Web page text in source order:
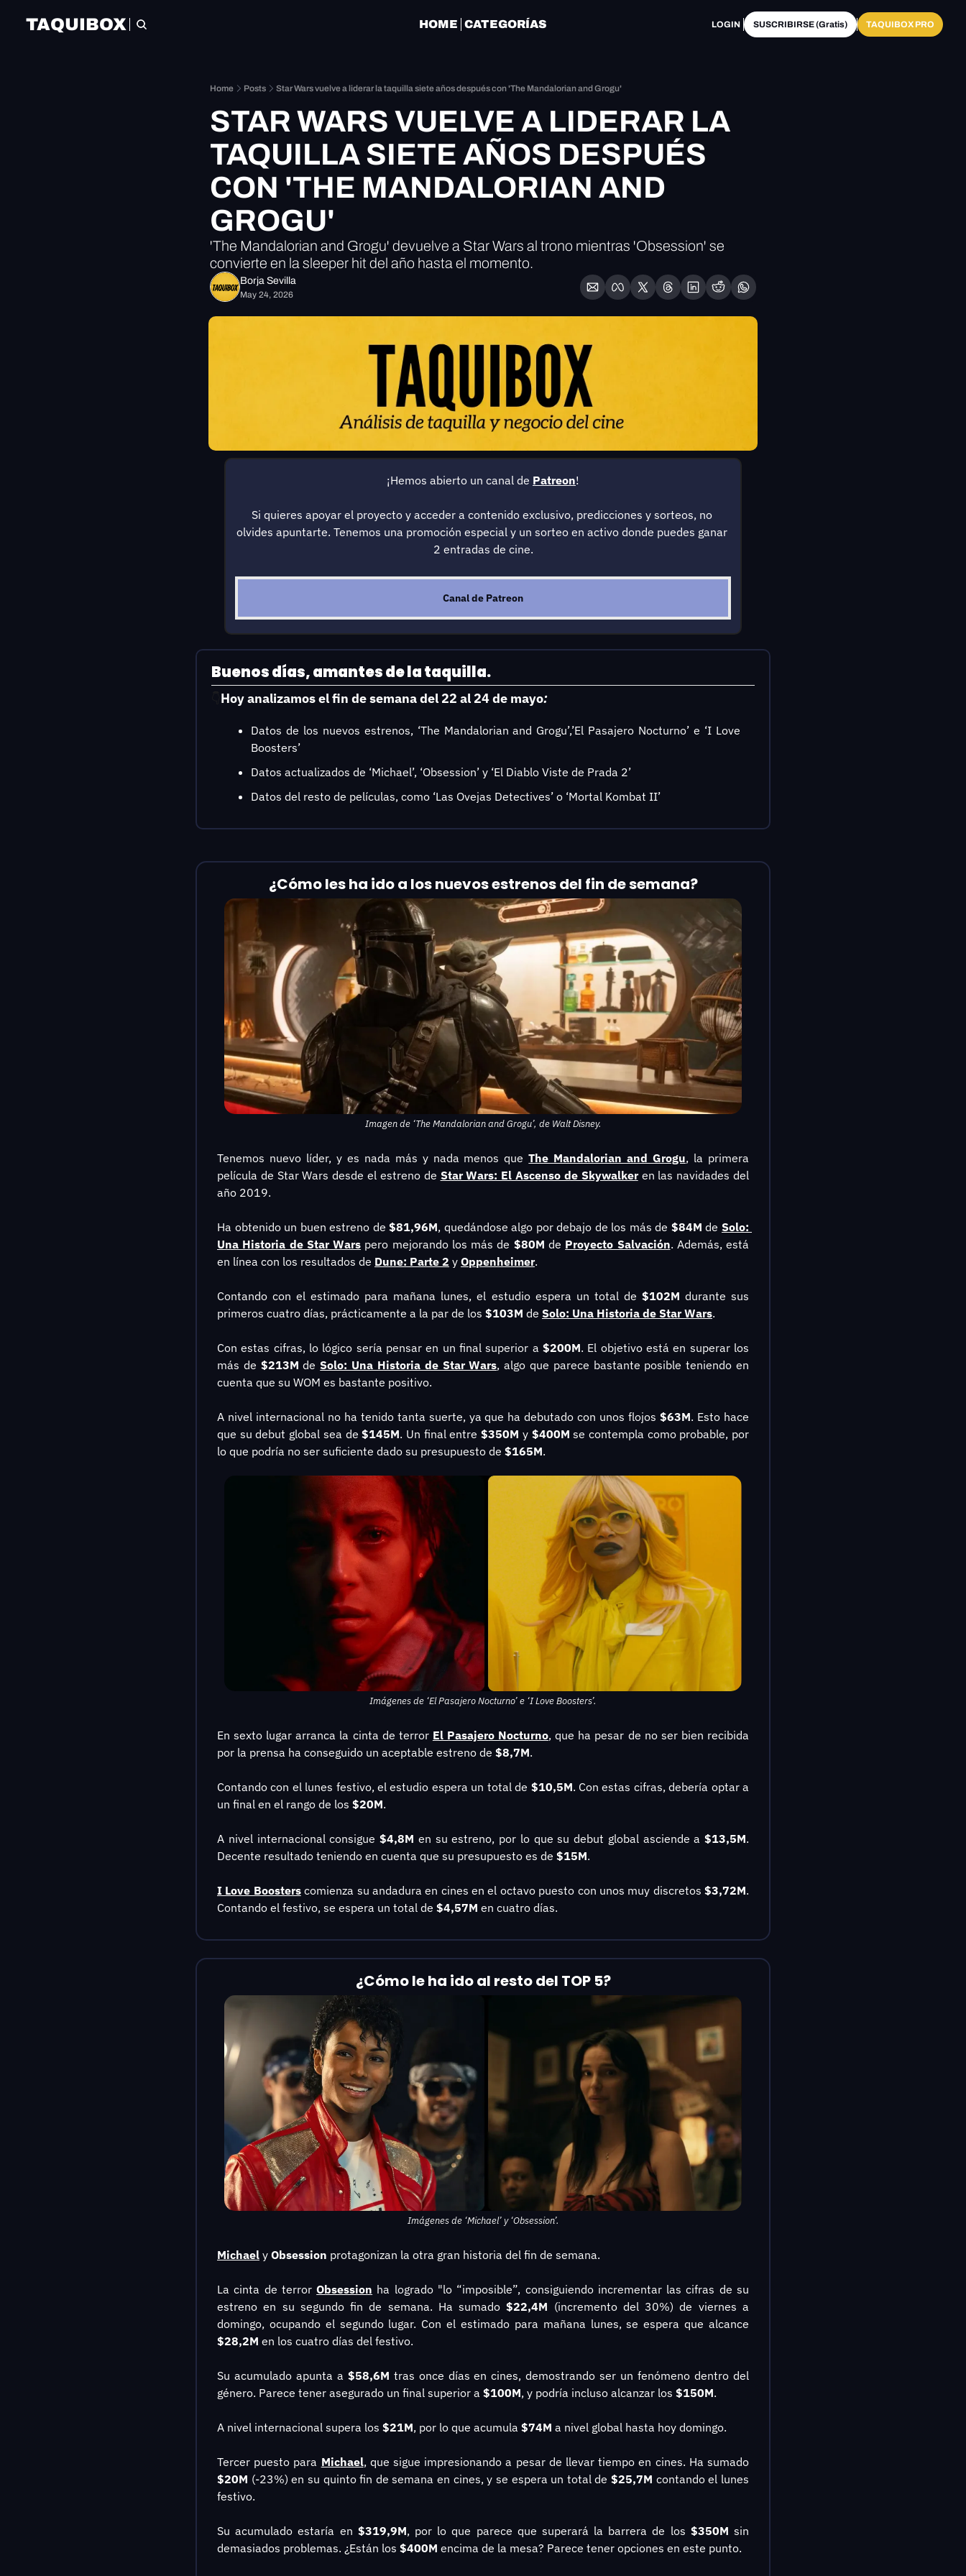
TAQUIBOX HOME CATEGORÍAS LOGIN SUSCRIBIRSE (Gratis) TAQUIBOX PRO
Home Posts Star Wars vuelve a liderar la taquilla siete años después con 'The Mandalorian and Grogu'
STAR WARS VUELVE A LIDERAR LA
TAQUILLA SIETE AÑOS DESPUÉS
CON 'THE MANDALORIAN AND
GROGU'
'The Mandalorian and Grogu' devuelve a Star Wars al trono mientras 'Obsession' se
convierte en la sleeper hit del año hasta el momento.
Borja Sevilla
May 24, 2026
¡Hemos abierto un canal de Patreon!
Si quieres apoyar el proyecto y acceder a contenido exclusivo, predicciones y sorteos, no
olvides apuntarte. Tenemos una promoción especial y un sorteo en activo donde puedes ganar
2 entradas de cine.
Canal de Patreon
Buenos días, amantes de la taquilla.
Hoy analizamos elfin de semana del 22 al 24 de mayo:
Datos de los nuevos estrenos, ‘The Mandalorian and Grogu’,’El Pasajero Nocturno’ e ‘I Love
Boosters’
Datos actualizados de ‘Michael’, ‘Obsession’ y ‘El Diablo Viste de Prada 2’
Datos del resto de películas, como ‘Las Ovejas Detectives’ o ‘Mortal Kombat II’
¿Cómo les ha ido a los nuevos estrenos del fin de semana?
Imagen de ‘The Mandalorian and Grogu’, de Walt Disney.
Tenemos nuevo líder, y es nada más y nada menos que The Mandalorian and Grogu, la primera
película de Star Wars desde el estreno de Star Wars: El Ascenso de Skywalker en las navidades del
año 2019.
Ha obtenido un buen estreno de $81,96M, quedándose algo por debajo de los más de $84M de Solo:
Una Historia de Star Wars pero mejorando los más de $80M de Proyecto Salvación. Además, está
en línea con los resultados de Dune: Parte 2 y Oppenheimer.
Contando con el estimado para mañana lunes, el estudio espera un total de $102M durante sus
primeros cuatro días, prácticamente a la par de los $103M de Solo: Una Historia de Star Wars.
Con estas cifras, lo lógico sería pensar en un final superior a $200M. El objetivo está en superar los
más de $213M de Solo: Una Historia de Star Wars, algo que parece bastante posible teniendo en
cuenta que su WOM es bastante positivo.
A nivel internacional no ha tenido tanta suerte, ya que ha debutado con unos flojos $63M. Esto hace
que su debut global sea de $145M. Un final entre $350M y $400M se contempla como probable, por
lo que podría no ser suficiente dado su presupuesto de $165M.
Imágenes de ‘El Pasajero Nocturno’ e ‘I Love Boosters’.
En sexto lugar arranca la cinta de terror El Pasajero Nocturno, que ha pesar de no ser bien recibida
por la prensa ha conseguido un aceptable estreno de $8,7M.
Contando con el lunes festivo, el estudio espera un total de $10,5M. Con estas cifras, debería optar a
un final en el rango de los $20M.
A nivel internacional consigue $4,8M en su estreno, por lo que su debut global asciende a $13,5M.
Decente resultado teniendo en cuenta que su presupuesto es de $15M.
I Love Boosters comienza su andadura en cines en el octavo puesto con unos muy discretos $3,72M.
Contando el festivo, se espera un total de $4,57M en cuatro días.
¿Cómo le ha ido al resto del TOP 5?
Imágenes de ‘Michael’ y ‘Obsession’.
Michael y Obsession protagonizan la otra gran historia del fin de semana.
La cinta de terror Obsession ha logrado "lo “imposible”, consiguiendo incrementar las cifras de su
estreno en su segundo fin de semana. Ha sumado $22,4M (incremento del 30%) de viernes a
$28,2M en los cuatro días del festivo.
Su acumulado apunta a $58,6M tras once días en cines, demostrando ser un fenómeno dentro del
género. Parece tener asegurado un final superior a $100M, y podría incluso alcanzar los $150M.
A nivel internacional supera los $21M, por lo que acumula $74M a nivel global hasta hoy domingo.
Tercer puesto para Michael
$20M (-23%) en su quinto fin de semana en cines, y se espera un total de $25,7M contando el lunes
festivo.
Su acumulado estaría en $319,9M, por lo que parece que superará la barrera de los $350M sin
demasiados problemas. ¿Están los $400M encima de la mesa? Parece tener opciones en este punto.